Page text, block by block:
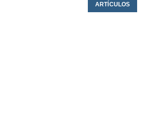
ARTÍCULOS